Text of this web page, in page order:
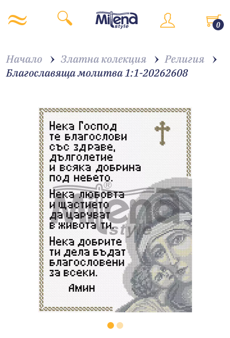
0
Начало Златна колекция
Религия
Благославяща молитва 1:1-20262608